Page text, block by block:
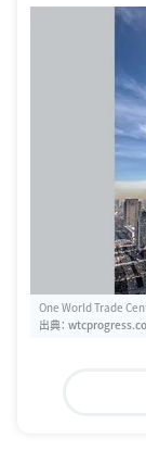
One World Trade
出典：